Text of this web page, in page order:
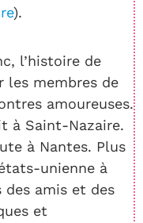
).
l’histoire de
les membres de
amoureuses.
à Saint-Nazaire.
à Nantes. Plus
unienne à
des amis et des
et